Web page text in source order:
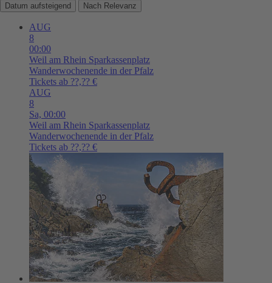
Datum aufsteigend
Nach Relevanz
AUG
8
00:00
Weil am Rhein Sparkassenplatz
Wanderwochenende in der Pfalz
Tickets ab ??,?? €
AUG
8
Sa, 00:00
Weil am Rhein Sparkassenplatz
Wanderwochenende in der Pfalz
Tickets ab ??,?? €